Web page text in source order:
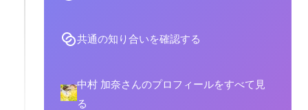
共通の知り合いを確認する
中村 加奈さんのプロフィールをすべて見
る